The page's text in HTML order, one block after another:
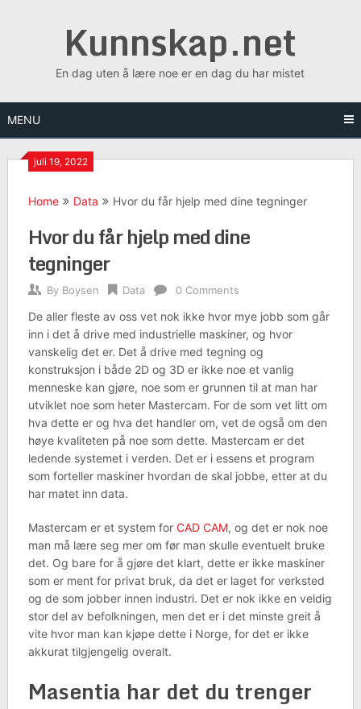
Kunnskap.net
En dag uten å lære noe er en dag du har mistet
MENU
juli 19, 2022
Home Data Hvor du får hjelp med dine tegninger
Hvor du får hjelp med dine
tegninger
By Boysen Data 0 Comments
De aller fleste av oss vet nok ikke hvor mye jobb som går
inn i det å drive med industrielle maskiner, og hvor
vanskelig det er. Det å drive med tegning og
konstruksjon i både 2D og 3D er ikke noe et vanlig
menneske kan gjøre, noe som er grunnen til at man har
utviklet noe som heter Mastercam. For de som vet litt om
hva dette er og hva det handler om, vet de også om den
høye kvaliteten på noe som dette. Mastercam er det
ledende systemet i verden. Det er i essens et program
som forteller maskiner hvordan de skal jobbe, etter at du
har matet inn data.
Mastercam er et system for CAD CAM, og det er nok noe
man må lære seg mer om før man skulle eventuelt bruke
det. Og bare for å gjøre det klart, dette er ikke maskiner
som er ment for privat bruk, da det er laget for verksted
og de som jobber innen industri. Det er nok ikke en veldig
stor del av befolkningen, men det er i det minste greit å
vite hvor man kan kjøpe dette i Norge, for det er ikke
akkurat tilgjengelig overalt.
Masentia har det du trenger